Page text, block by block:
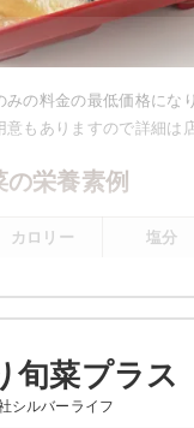
みの料金の最低価格にな
意もありますので詳細は
の栄養素例
カロリー 塩分
メニュー例
サバの味噌だれがけ
旬菜プラス
シルバーライフ